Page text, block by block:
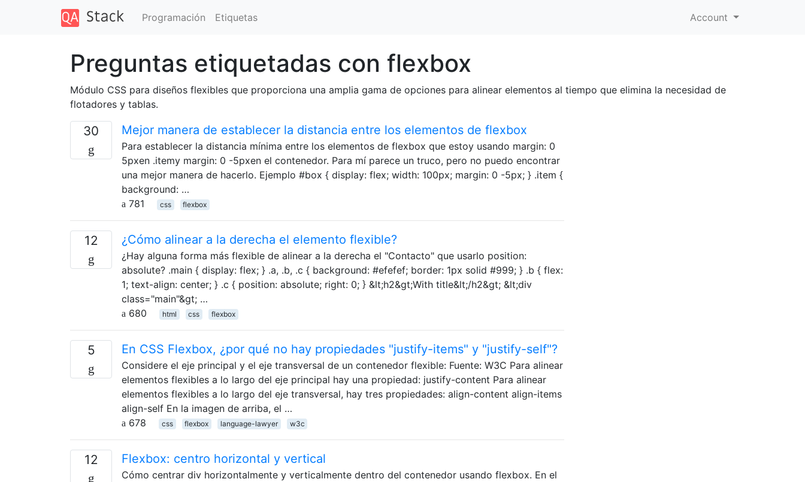
Programación Etiquetas Account
Preguntas etiquetadas con flexbox
Módulo CSS para diseños flexibles que proporciona una amplia gama de opciones para alinear elementos al tiempo que elimina la necesidad de
flotadores y tablas.
30 Mejor manera de establecer la distancia entre los elementos de flexbox
Para establecer la distancia mínima entre los elementos de flexbox que estoy usando margin: 0
5pxen .itemy margin: 0 -5pxen el contenedor. Para mí parece un truco, pero no puedo encontrar
una mejor manera de hacerlo. Ejemplo #box { display: flex; width: 100px; margin: 0 -5px; } .item {
background: …
781
css flexbox
12 ¿Cómo alinear a la derecha el elemento flexible?
¿Hay alguna forma más flexible de alinear a la derecha el "Contacto" que usarlo position:
absolute? .main { display: flex; } .a, .b, .c { background: #efefef; border: 1px solid #999; } .b { flex:
1; text-align: center; } .c { position: absolute; right: 0; } &lt;h2&gt;With title&lt;/h2&gt; &lt;div
class="main"&gt; …
680
html css flexbox
5 En CSS Flexbox, ¿por qué no hay propiedades "justify-items" y "justify-self"?
Considere el eje principal y el eje transversal de un contenedor flexible: Fuente: W3C Para alinear
elementos flexibles a lo largo del eje principal hay una propiedad: justify-content Para alinear
elementos flexibles a lo largo del eje transversal, hay tres propiedades: align-content align-items
align-self En la imagen de arriba, el …
678
css flexbox language-lawyer w3c
12 Flexbox: centro horizontal y vertical
Cómo centrar div horizontalmente y verticalmente dentro del contenedor usando flexbox. En el